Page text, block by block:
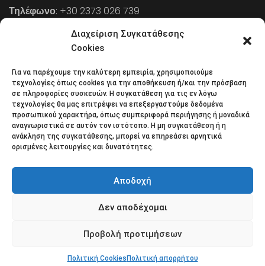
Διαχείριση Συγκατάθεσης
Cookies
Για να παρέχουμε την καλύτερη εμπειρία, χρησιμοποιούμε
τεχνολογίες όπως cookies για την αποθήκευση ή/και την πρόσβαση
σε πληροφορίες συσκευών. Η συγκατάθεση για τις εν λόγω
τεχνολογίες θα μας επιτρέψει να επεξεργαστούμε δεδομένα
προσωπικού χαρακτήρα, όπως συμπεριφορά περιήγησης ή μοναδικά
αναγνωριστικά σε αυτόν τον ιστότοπο. Η μη συγκατάθεση ή η
ανάκληση της συγκατάθεσης, μπορεί να επηρεάσει αρνητικά
ορισμένες λειτουργίες και δυνατότητες.
Αποδοχή
Δεν αποδέχομαι
Προβολή προτιμήσεων
Πολιτική Cookies Πολιτική απορρήτου
Τηλέφωνο: +30 2373 026 739
: +30 2373 026 739
: info@cpaa.gr
NEWSLETTER
Κάντε εγγραφή στο ηλεκτρονικό μας φυλλάδιο και μείνετε
στο επίκεντρο της οικονομικής επικαιρότητας.
Πολιτική απορρήτου